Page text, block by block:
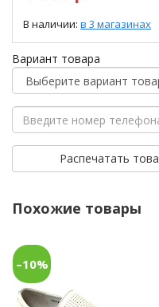
В наличии: в 3 магазинах
Вариант товара
Распечатать
Похожие товары
–10%